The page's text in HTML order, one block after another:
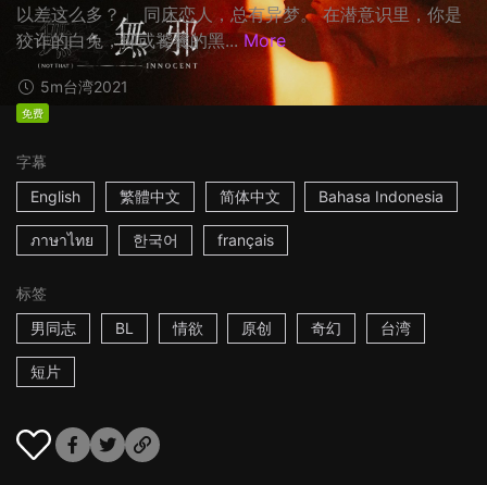
以差这么多？」 同床恋人，总有异梦。 在潜意识里，你是
狡诈的白兔，抑或饕餮的黑... More
5m台湾2021
免费
字幕
English
繁體中文 简体中文 Bahasa Indonesia
ภาษาไทย 한국어 français
标签
男同志
BL 情欲 原创 奇幻 台湾
短片